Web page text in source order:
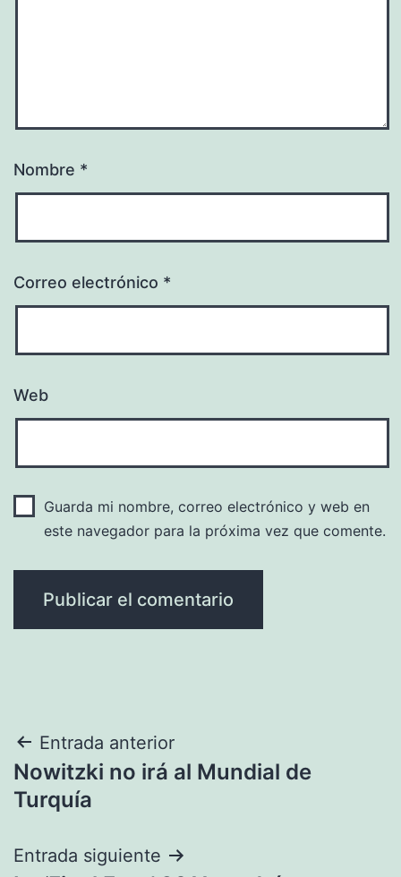
Nombre *
Correo electrónico *
Web
Guarda mi nombre, correo electrónico y web en
este navegador para la próxima vez que comente.
Navegación
de
Entrada anterior
Nowitzki no irá al Mundial de
Turquía
Entrada siguiente